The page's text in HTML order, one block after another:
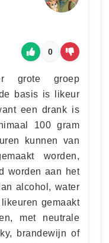
0
grote groep
basis is likeur
een drank is
100 gram
kunnen van
worden,
worden aan het
alcohol, water
gemaakt
met neutrale
brandewijn of